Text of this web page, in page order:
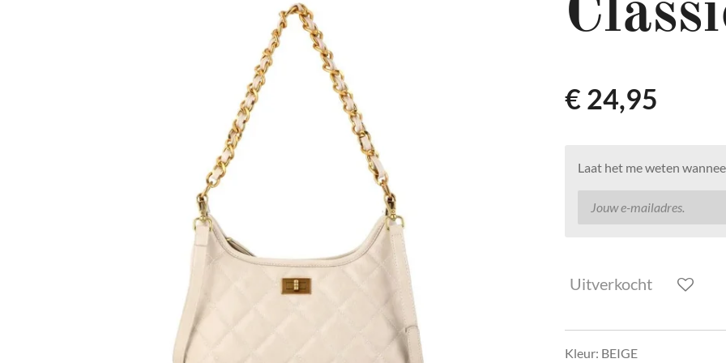
€ 24,95
Laat het me weten
Uitverkocht
Kleur: BEIGE